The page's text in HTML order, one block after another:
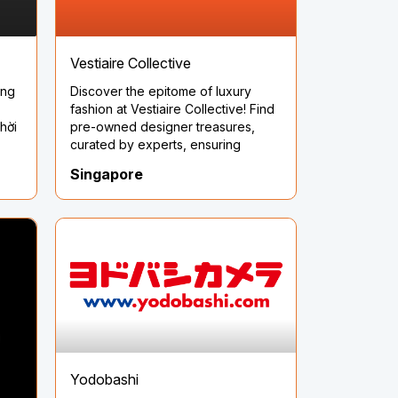
Vestiaire Collective
Discover the epitome of luxury
fashion at Vestiaire Collective! Find
pre-owned designer treasures,
curated by experts, ensuring
sustainable style and redefine your
wardrobe with timeless pieces.
Shop Vestiaire Collective today!
Singapore
Yodobashi